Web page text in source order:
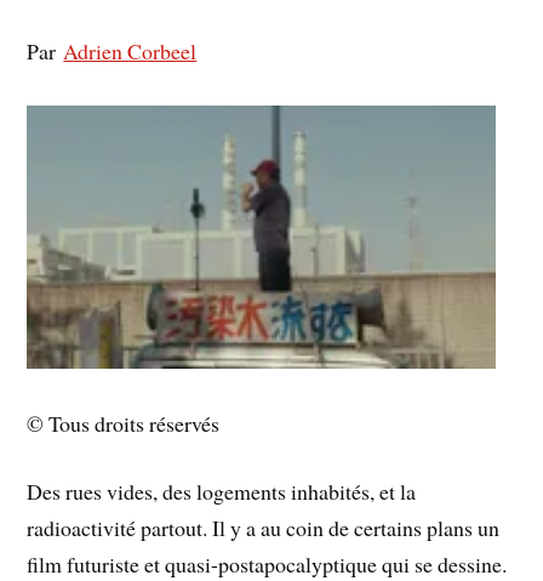
Par Adrien Corbeel
© Tous droits réservés
Des rues vides, des logements inhabités, et la
radioactivité partout. Il y a au coin de certains plans un
film futuriste et quasi-postapocalyptique qui se dessine.